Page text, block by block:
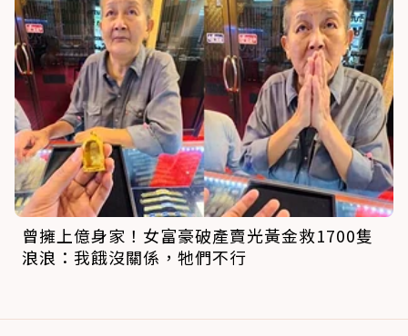
曾擁上億身家！女富豪破產賣光黃金救1700隻
浪浪：我餓沒關係，牠們不行